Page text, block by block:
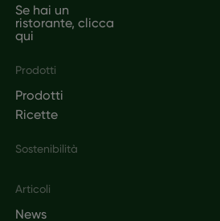
Se hai un
ristorante, clicca
qui
Prodotti
Prodotti
Ricette
Sostenibilità
Articoli
News